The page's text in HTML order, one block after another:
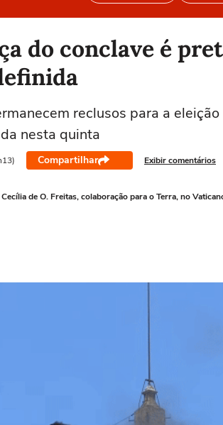
do conclave é
reclusos para a
nesta quinta
Compartilhar Exibir comentários
Cecília de O. Freitas, colaboração para o Terra, no